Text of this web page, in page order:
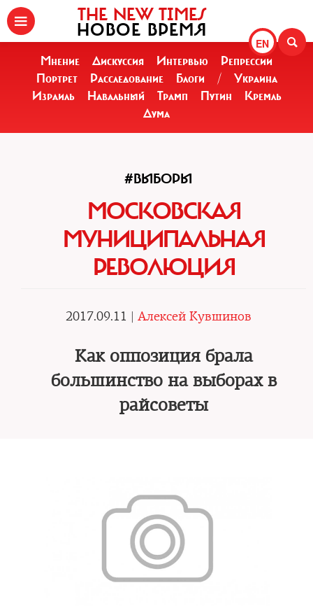
EN
THE NEW TIMES
НОВОЕ ВРЕМЯ
Мнение Дискуссия Интервью
Репрессии
Портрет
Расследование Блоги /
Украина
Израиль
Навальный Трамп Путин
Кремль
Дума
#ВЫБОРЫ
МОСКОВСКАЯ
МУНИЦИПАЛЬНАЯ
РЕВОЛЮЦИЯ
2017.09.11 | Алексей Кувшинов
Как оппозиция брала
большинство на выборах в
райсоветы